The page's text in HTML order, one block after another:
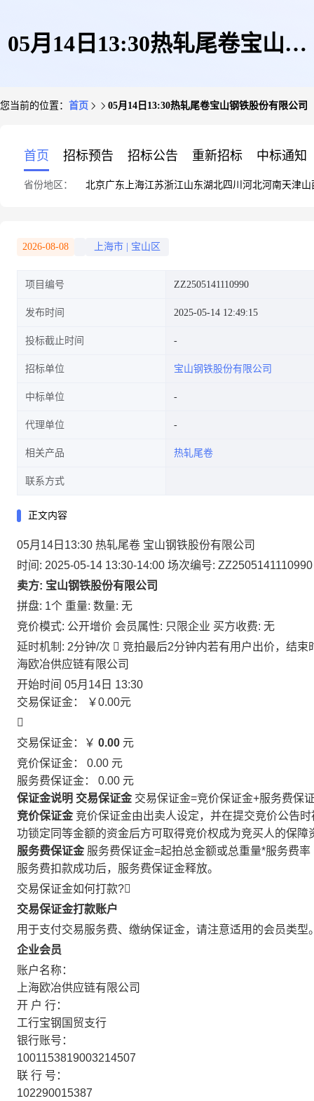
05月14日13:30热轧尾卷宝山钢
您当前的位置： 首页 05月14日13:30热轧尾卷宝山钢铁股份有限公司
首页 招标预告 招标公告 重新招标 中标通知
省份地区： 北京广东 上海江苏浙江山东湖北四川 河北河南天津山
2026-08-08 上海市 宝山区
项目编号 ZZ2505141110990
发布时间 2025-05-14 12:49:15
投标截止时间
招标单位 宝山钢铁股份有限公司
中标单位
代理单位
相关产品 热轧尾卷
联系方式
正文内容
05月14日13:30 热轧尾卷 宝山钢铁股份有限公司
时间: 2025-05-14 13:30-14:00 场次编号: ZZ2505141110990
卖方: 宝山钢铁股份有限公司
拼盘: 1个 重量: 数量: 无
竞价模式: 公开增价 会员属性: 只限企业 买方收费: 无
延时机制: 2分钟/次  竞拍最后2分钟内若有用户出价，结
海欧冶供应链有限公司
开始时间 05月14日 13:30
交易保证金：
￥0.00元

交易保证金：￥ 0.00 元
竞价保证金： 0.00 元
服务费保证金： 0.00 元
保证金说明 交易保证金 交易保证金=竞价保证金+服务费保
竞价保证金 竞价保证金由出卖人设定，并在提交竞价公告
功锁定同等金额的资金后方可取得竞价权成为竞买人的保障
服务费保证金 服务费保证金=起拍总金额或总重量*服务费率
服务费扣款成功后，服务费保证金释放。
交易保证金如何打款?
交易保证金打款账户
用于支付交易服务费、缴纳保证金，请注意适用的会员类型
企业会员
账户名称：
上海欧冶供应链有限公司
开 户 行：
工行宝钢国贸支行
银行账号：
1001153819003214507
联 行 号：
102290015387